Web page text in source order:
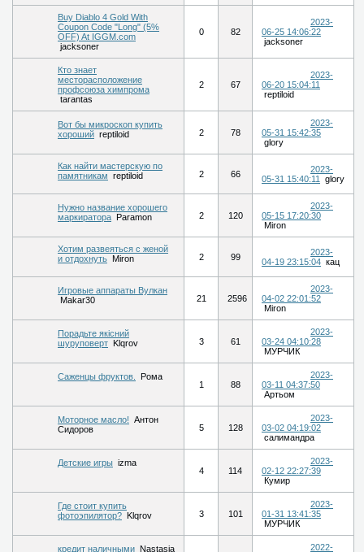
Buy Diablo 4 Gold With
Coupon Code "Long" (5%
OFF) At IGGM.com
jacksoner
0 82
2023-
06-25 14:06:22
jacksoner
Кто знает
месторасположение
профсоюза химпрома
tarantas
2 67
2023-
06-20 15:04:11
reptiloid
Вот бы микроскоп купить
хороший reptiloid 2 78
2023-
05-31 15:42:35
glory
Как найти мастерскую по
памятникам reptiloid 2 66
2023-
05-31 15:40:11
glory
Нужно название хорошего
маркиратора
Paramon 2 120
2023-
05-15 17:20:30
Miron
Хотим развеяться с женой
и отдохнуть Miron 2 99
2023-
04-19 23:15:04 кац
Игровые аппараты Вулкан
Makar30
21 2596
2023-
04-02 22:01:52
Miron
Порадьте якісний
шуруповерт
Klqrov 3 61
2023-
03-24 04:10:28
МУРЧИК
Саженцы фруктов.
Рома
1
88
2023-
03-11 04:37:50
Артьом
Моторное масло! Антон
Сидоров
5 128
2023-
03-02 04:19:02
салимандра
Детские игры izma
4
114
2023-
02-12 22:27:39
Кумир
Где стоит купить
фотоэпилятор?
Klqrov 3 101
2023-
01-31 13:41:35
МУРЧИК
кредит наличными Nastasia 2022-